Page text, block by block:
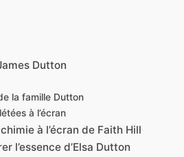
Dutton
la famille Dutton
à l’écran
à l’écran de Faith Hill
l’essence d’Elsa Dutton